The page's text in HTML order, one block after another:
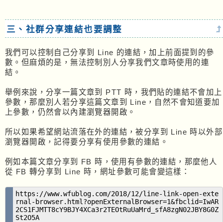
三、社群分享連結也要調整
我們可以控制自己分享到 Line 的連結，加上前面提到的參
數。但麻煩的是，無法控制別人分享我們文章時使用的連
結。
舉例來說，分享一篇文章到 PTT 時，我們貼的連結不會加上
參數，那麼別人若分享這篇文章到 Line，自然不會知道要加
上參數，仍然會以內建瀏覽器開啟。
所以如果希望網站流落在外的連結，被分享到 Line 時以外部
瀏覽器開啟，記得要分享有使用參數的連結。
例如本篇文章分享到 FB 時，使用有參數的連結，那麼他人
從 FB 轉分享到 Line 時，網址參數可能會變這樣：
https://www.wfublog.com/2018/12/line-link-open-exte
rnal-browser.html?openExternalBrowser=1&fbclid=IwAR
2CS1FJMTT8cY9BJY4XCa3r2TEOtRuUaMrd_sfA8zgN02JBY8G0Z
St2O5A